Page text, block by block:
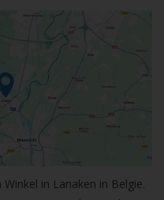
in Lanaken in Belgie.